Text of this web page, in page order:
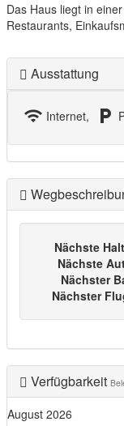
Das Haus liegt in
Restaurants,
Ausstattung
wifi Internet, local_parking
Nächste
Nächste
Nächster
Nächster
Verfügbarkeit
August 2026